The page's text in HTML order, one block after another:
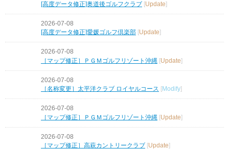
[高度データ修正]奥道後ゴルフクラブ [Update]
2026-07-08
[高度データ修正]愛媛ゴルフ倶楽部 Update
2026-07-08
［マップ修正］ＰＧＭゴルフリゾート沖縄 [Update]
2026-07-08
［名称変更］太平洋クラブ ロイヤルコース [Modify]
2026-07-08
［マップ修正］ＰＧＭゴルフリゾート沖縄 [Update]
2026-07-08
［マップ修正］高萩カントリークラブ [Update]